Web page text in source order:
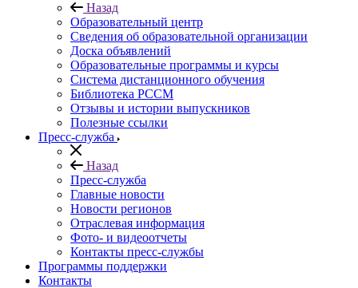
Назад
Образовательный центр
Сведения об образовательной организации
Доска объявлений
Образовательные программы и курсы
Система дистанционного обучения
Библиотека РССМ
Отзывы и истории выпускников
Полезные ссылки
Пресс-служба
Назад
Пресс-служба
Главные новости
Новости регионов
Отраслевая информация
Фото- и видеоотчеты
Контакты пресс-службы
Программы поддержки
Контакты